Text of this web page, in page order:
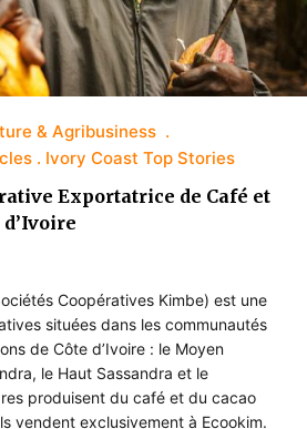
& Agribusiness
Ivory Coast Top Stories
Exportatrice de Café et
d’Ivoire
Coopératives Kimbe) est une
situées dans les communautés
de Côte d’Ivoire : le Moyen
le Haut Sassandra et le
produisent du café et du cacao
vendent exclusivement à Ecookim.